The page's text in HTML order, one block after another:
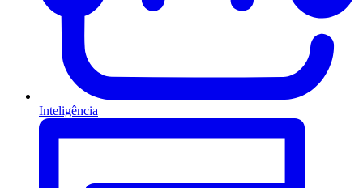
Inteligência